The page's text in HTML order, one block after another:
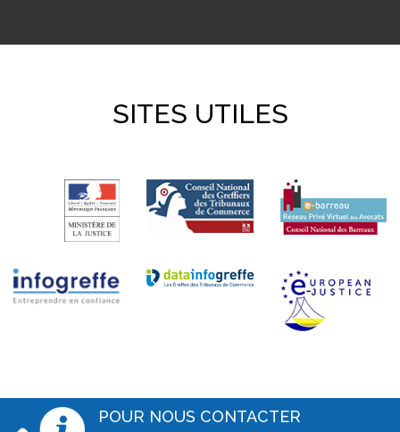
SITES UTILES
POUR NOUS CONTACTER